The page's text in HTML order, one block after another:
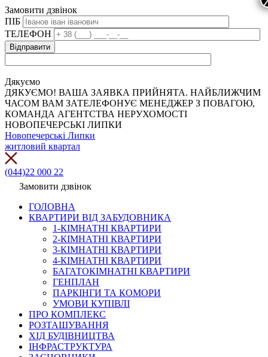
Замовити дзвінок
ПІБ
ТЕЛЕФОН
Дякуємо
ДЯКУЄМО! ВАША ЗАЯВКА ПРИЙНЯТА. НАЙБЛИЖЧИМ
ЧАСОМ ВАМ ЗАТЕЛЕФОНУЄ МЕНЕДЖЕР З ПОВАГОЮ,
КОМАНДА АГЕНТСТВА НЕРУХОМОСТІ
НОВОПЕЧЕРСЬКІ ЛИПКИ
Новопечерські Липки
житловий квартал
(044)22 000 22
Замовити дзвінок
ГОЛОВНА
КВАРТИРИ ВІД ЗАБУДОВНИКА
1-КІМНАТНІ КВАРТИРИ
2-КІМНАТНІ КВАРТИРИ
3-КІМНАТНІ КВАРТИРИ
4-КІМНАТНІ КВАРТИРИ
БАГАТОКІМНАТНІ КВАРТИРИ
ГЕНПЛАН
ПАРКІНГИ ТА КОМОРИ
УМОВИ КУПІВЛІ
ПРО КОМПЛЕКС
РОЗТАШУВАННЯ
ХІД БУДІВНИЦТВА
ІНФРАСТРУКТУРА